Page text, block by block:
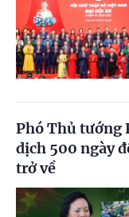
Phó Thủ tướng
dịch 500 ngày
trở về